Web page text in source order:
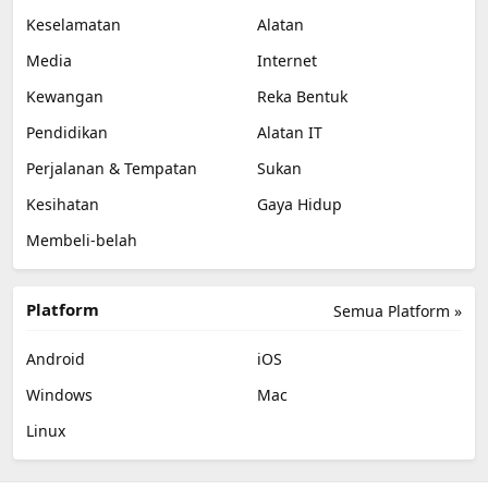
Keselamatan
Alatan
Media
Internet
Kewangan
Reka Bentuk
Pendidikan
Alatan IT
Perjalanan & Tempatan
Sukan
Kesihatan
Gaya Hidup
Membeli-belah
Semua Platform »
Platform
Android
iOS
Windows
Mac
Linux